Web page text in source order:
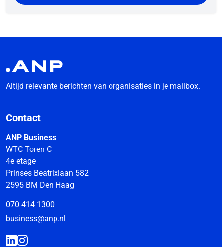
Altijd relevante berichten van organisaties in je mailbox.
Contact
ANP Business
WTC Toren C
4e etage
Prinses Beatrixlaan 582
2595 BM Den Haag
070 414 1300
business@anp.nl